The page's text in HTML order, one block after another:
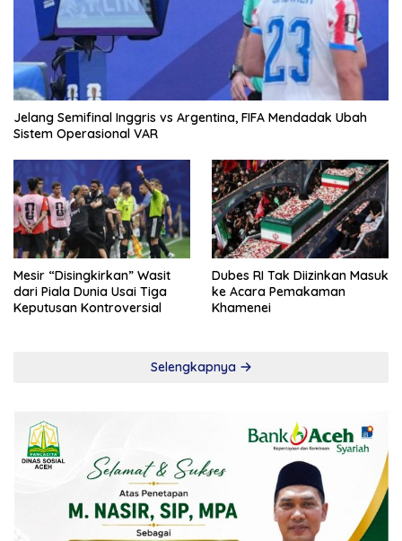
Jelang Semifinal Inggris vs Argentina, FIFA Mendadak Ubah
Sistem Operasional VAR
Mesir “Disingkirkan” Wasit
dari Piala Dunia Usai Tiga
Keputusan Kontroversial
Dubes RI Tak Diizinkan Masuk
ke Acara Pemakaman
Khamenei
Selengkapnya